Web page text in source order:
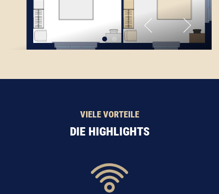
VIELE VORTEILE
DIE HIGHLIGHTS